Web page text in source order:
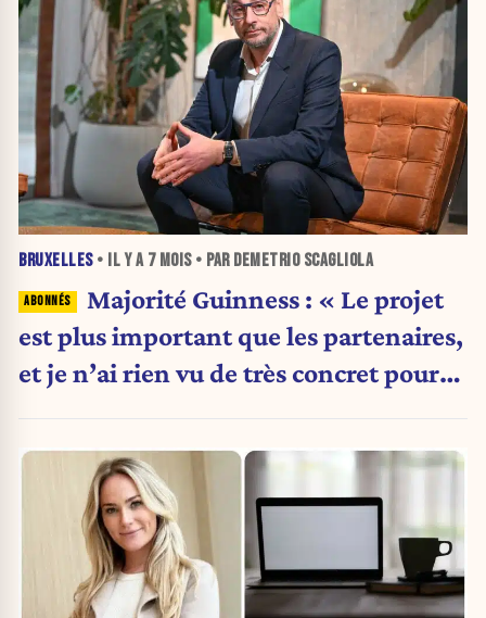
BRUXELLES• IL Y A 7 MOIS• PAR DEMETRIO SCAGLIOLA
Majorité Guinness : « Le projet
est plus important que les partenaires,
et je n’ai rien vu de très concret pour